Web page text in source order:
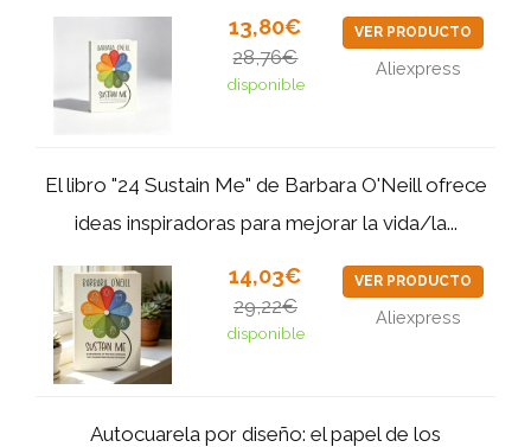
13,80€
28,76€
disponible
VER PRODUCTO
Aliexpress
El libro "24 Sustain Me" de Barbara O'Neill ofrece
ideas inspiradoras para mejorar la vida/la...
14,03€
29,22€
disponible
VER PRODUCTO
Aliexpress
Autocuarela por diseño: el papel de los